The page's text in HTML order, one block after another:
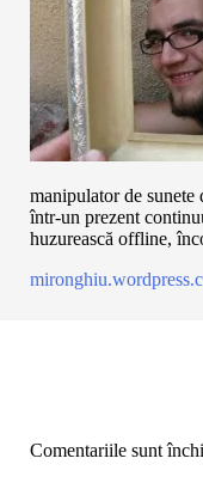
manipulator de
într-un prezent
huzurească offline,
Comentariile sunt